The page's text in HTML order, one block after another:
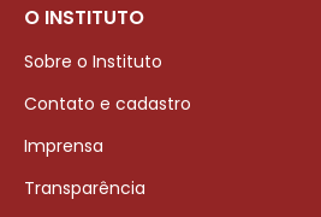
O INSTITUTO
Sobre o Instituto
Contato e cadastro
Imprensa
Transparência